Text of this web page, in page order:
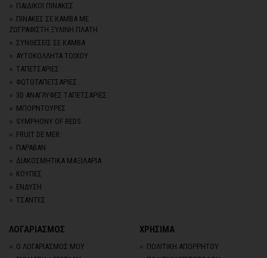
ΠΑΙΔΙΚΟΙ ΠΙΝΑΚΕΣ
ΠΙΝΑΚΕΣ ΣΕ ΚΑΜΒΑ ΜΕ
ΖΩΓΡΑΦΙΣΤΗ ΞΥΛΙΝΗ ΠΛΑΤΗ
ΣΥΝΘΕΣΕΙΣ ΣΕ ΚΑΜΒΑ
ΑΥΤΟΚΟΛΛΗΤΑ ΤΟΙΧΟΥ
TΑΠΕΤΣΑΡΙΕΣ
ΦΩΤΟΤΑΠΕΤΣΑΡΙΕΣ
3D AΝΑΓΛΥΦΕΣ TΑΠΕΤΣΑΡΙΕΣ
ΜΠΟΡΝΤΟΥΡΕΣ
SYMPHONY OF REDS
FRUIT DE MER
ΠΑΡΑΒΑΝ
ΔΙΑΚΟΣΜΗΤΙΚΑ ΜΑΞΙΛΑΡΙΑ
ΚΟΥΠΕΣ
ΕΝΔΥΣΗ
ΤΣΑΝΤΕΣ
ΛΟΓΑΡΙΑΣΜΟΣ
Ο ΛΟΓΑΡΙΑΣΜΟΣ ΜΟΥ
ΧΡΗΣΙΜΑ
ΠΟΛΙΤΙΚΗ ΑΠΟΡΡΗΤΟΥ